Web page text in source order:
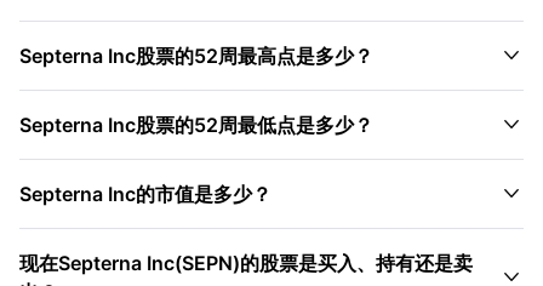
Septerna Inc股票的52周最高点是多少？ 
Septerna Inc股票的52周最低点是多少？ 
Septerna Inc的市值是多少？ 
现在Septerna Inc(SEPN)的股票是买入、持有还是卖
